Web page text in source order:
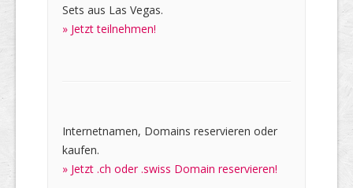
Sets aus Las Vegas.
» Jetzt teilnehmen!
Internetnamen, Domains reservieren oder
kaufen.
» Jetzt .ch oder .swiss Domain reservieren!